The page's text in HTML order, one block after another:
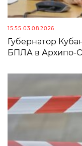
15:55 03.08.2026
Губернатор
БПЛА в Архипо-